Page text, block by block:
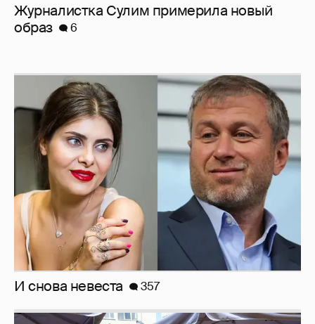
Журналистка Сулим примерила новый
образ
6
И снова невеста 357